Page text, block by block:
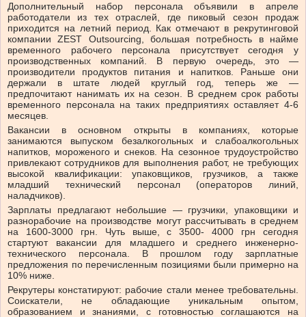
Дополнительный набор персонала объявили в апреле
работодатели из тех отраслей, где пиковый сезон продаж
приходится на летний период. Как отмечают в рекрутинговой
компании ZEST Outsourcing, большая потребность в найме
временного рабочего персонала присутствует сегодня у
производственных компаний. В первую очередь, это —
производители продуктов питания и напитков. Раньше они
держали в штате людей круглый год, теперь же —
предпочитают нанимать их на сезон. В среднем срок работы
временного персонала на таких предприятиях оставляет 4-6
месяцев.
Вакансии в основном открыты в компаниях, которые
занимаются выпуском безалкогольных и слабоалкогольных
напитков, мороженого и снеков. На сезонное трудоустройство
привлекают сотрудников для выполнения работ, не требующих
высокой квалификации: упаковщиков, грузчиков, а также
младший технический персонал (операторов линий,
наладчиков).
Зарплаты предлагают небольшие — грузчики, упаковщики и
разнорабочие на производстве могут рассчитывать в среднем
на 1600-3000 грн. Чуть выше, с 3500- 4000 грн сегодня
стартуют вакансии для младшего и среднего инженерно-
технического персонала. В прошлом году зарплатные
предложения по перечисленным позициями были примерно на
10% ниже.
Рекрутеры констатируют: рабочие стали менее требовательны.
Соискатели, не обладающие уникальным опытом,
образованием и знаниями, с готовностью соглашаются на